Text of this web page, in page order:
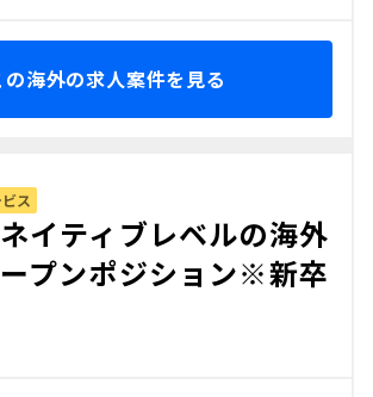
の海外の求人案件を見る
ス
ネイティブレベルの海外
プンポジション※新卒